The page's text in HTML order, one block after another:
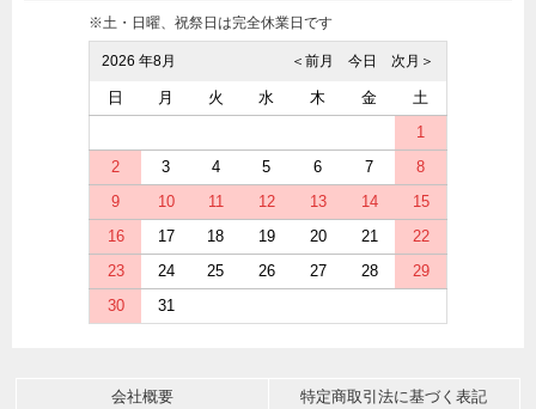
※土・日曜、祝祭日は完全休業日です
2026 年8月 次月＞
今日
＜前月
日 月 火 水 木 金
土
1
2
3 4 5 6 7
8
9
10 11 12 13 14
15
16
17 18 19 20 21
22
23
24 25 26 27 28
29
30
31
会社概要 特定商取引法に基づく表記